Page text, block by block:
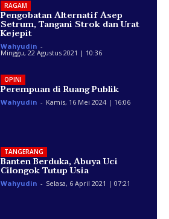
RAGAM
Pengobatan Alternatif Asep
Setrum, Tangani Strok dan Urat
Kejepit
Wahyudin -
Minggu, 22 Agustus 2021 | 10:36
OPINI
Perempuan di Ruang Publik
Wahyudin - Kamis, 16 Mei 2024 | 16:06
TANGERANG
Banten Berduka, Abuya Uci
Cilongok Tutup Usia
Wahyudin - Selasa, 6 April 2021 | 07:21